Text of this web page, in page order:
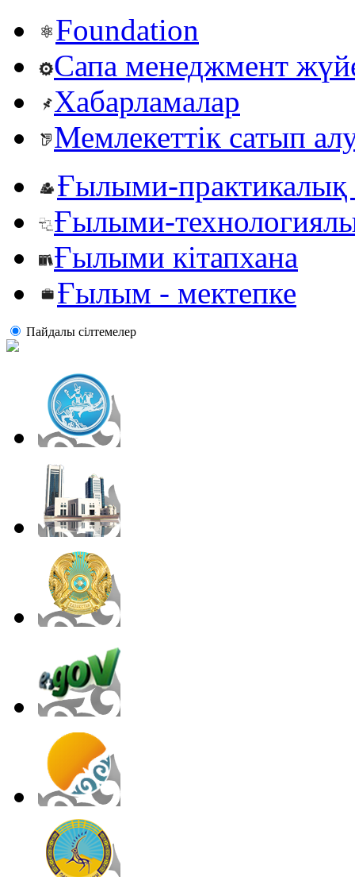
Foundation
Сапа менеджмент
Хабарламалар
Мемлекеттік сатып
Ғылыми-практикалық
Ғылыми-
Ғылыми кітапхана
Ғылым - мектепке
Пайдалы сiлтемелер